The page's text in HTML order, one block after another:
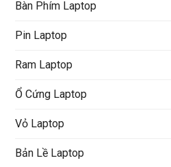
Bàn Phím Laptop
Pin Laptop
Ram Laptop
Ổ Cứng Laptop
Vỏ Laptop
Bản Lề Laptop